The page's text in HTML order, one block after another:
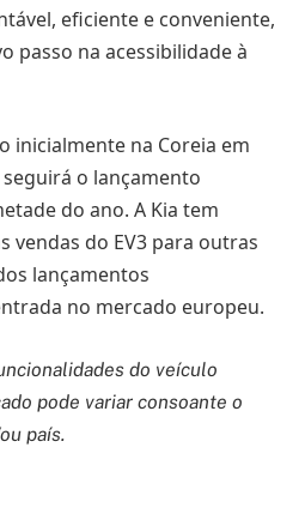
eficiente e conveniente,
passo na acessibilidade à
inicialmente na Coreia em
o lançamento
do ano. A Kia tem
vendas do EV3 para outras
lançamentos
no mercado europeu.
do veículo
pode variar consoante o
país.